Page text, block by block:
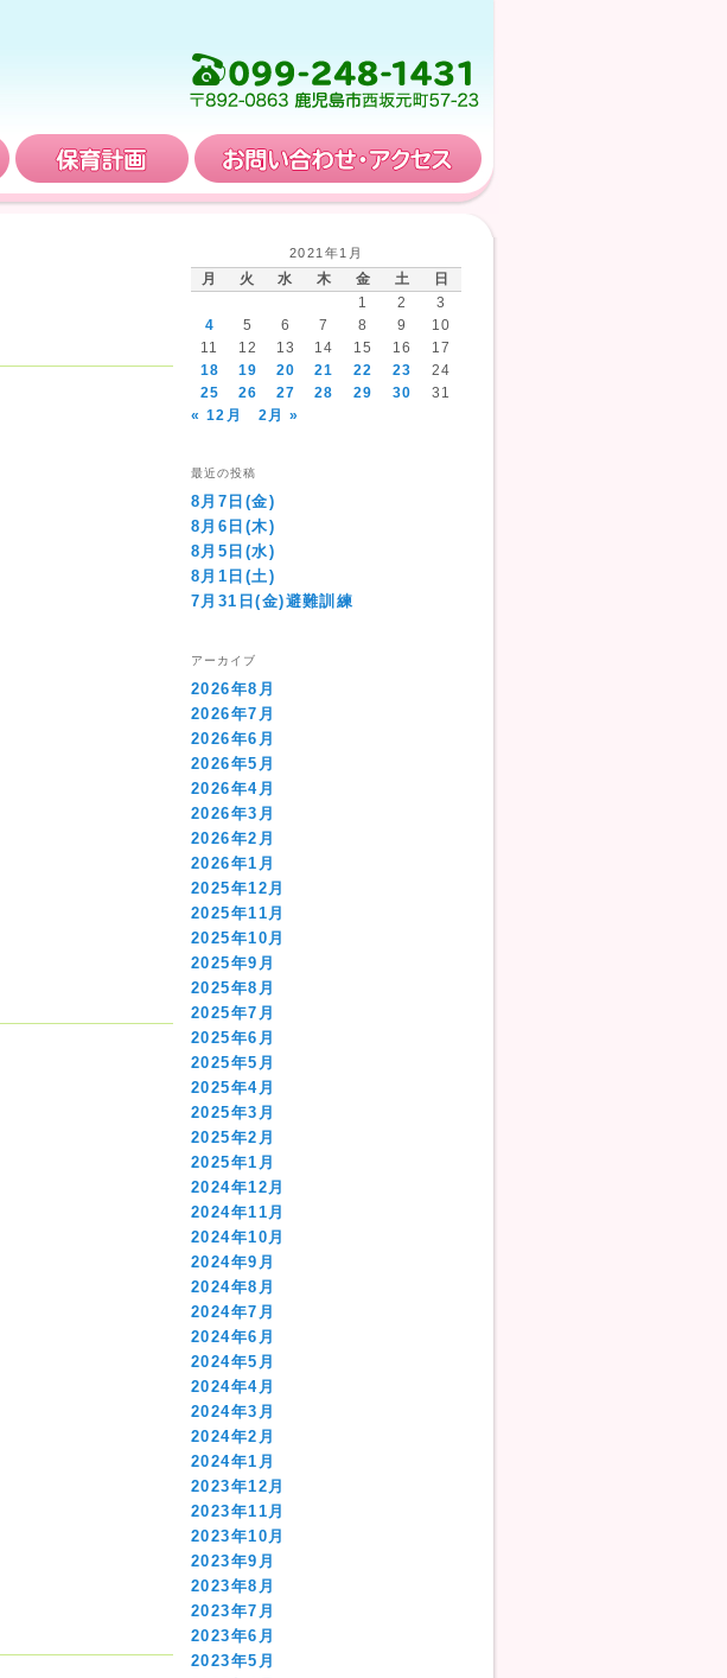
さかもと幼稚園の特徴 保育計画
2021年1月
月 火 水 木 金 土
日
1
2
3
4
5 6 7 8 9
10
11
12 13 14 15 16
17
18
19 20 21 22 23
24
25
26 27 28 29 30
31
« 12月
2月 »
最近の投稿
8月7日(金)
8月6日(木)
8月5日(水)
8月1日(土)
7月31日(金)避難訓練
アーカイブ
2026年8月
2026年7月
2026年6月
2026年5月
2026年4月
2026年3月
2026年2月
2026年1月
2025年12月
2025年11月
2025年10月
2025年9月
2025年8月
2025年7月
2025年6月
2025年5月
2025年4月
2025年3月
2025年2月
2025年1月
2024年12月
2024年11月
2024年10月
2024年9月
2024年8月
2024年7月
2024年6月
2024年5月
2024年4月
2024年3月
2024年2月
2024年1月
2023年12月
2023年11月
2023年10月
2023年9月
2023年8月
2023年7月
2023年6月
2023年5月